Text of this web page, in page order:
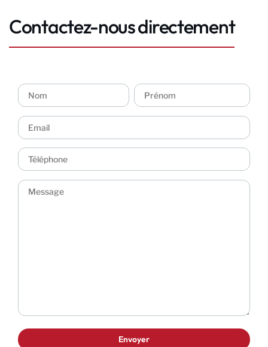
Contactez-nous directement